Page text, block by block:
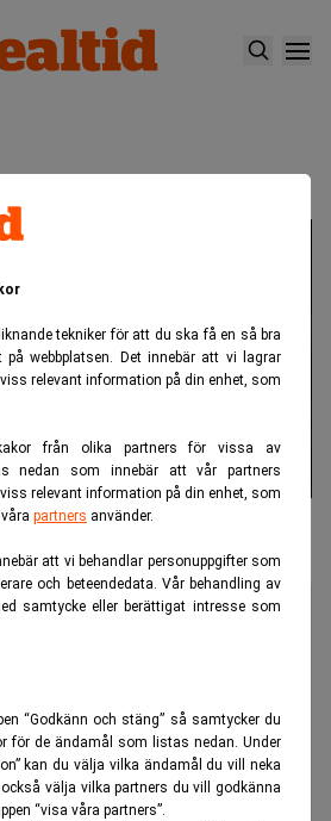
tekniker för att du ska få en så bra
på webbplatsen. Det innebär att vi lagrar
relevant information på din enhet, som
från olika partners för vissa av
nedan som innebär att vår partners
relevant information på din enhet, som
partners använder.
att vi behandlar personuppgifter som
och beteendedata. Vår behandling av
samtycke eller berättigat intresse som
“Godkänn och stäng” så samtycker du
för de ändamål som listas nedan. Under
kan du välja vilka ändamål du vill neka
välja vilka partners du vill godkänna
“visa våra partners”.
Göransson